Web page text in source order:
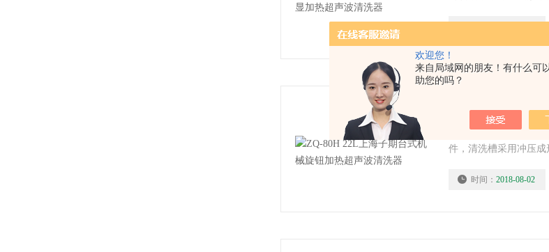
欢迎您！
来自局域网的朋友！有什么可
助您的吗？
上海子期台式机械旋
件，清洗槽采用冲压成
时间： 2018-08-02